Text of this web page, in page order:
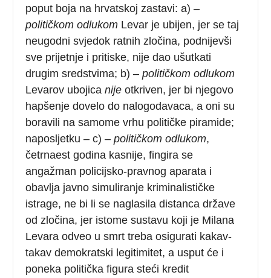
poput boja na hrvatskoj zastavi: a) –
političkom odlukom Levar je ubijen, jer se taj
neugodni svjedok ratnih zločina, podnijevši
sve prijetnje i pritiske, nije dao ušutkati
drugim sredstvima; b) –političkom odlukom
Levarov ubojicanijeotkriven, jer bi njegovo
hapšenje dovelo do nalogodavaca, a oni su
boravili na samome vrhu političke piramide;
naposljetku – c) –političkom odlukom,
četrnaest godina kasnije, fingira se
angažman policijsko-pravnog aparata i
obavlja javno simuliranje kriminalističke
istrage, ne bi li se naglasila distanca države
od zločina, jer istome sustavu koji je Milana
Levara odveo u smrt treba osigurati kakav-
takav demokratski legitimitet, a usput će i
poneka politička figura steći kredit